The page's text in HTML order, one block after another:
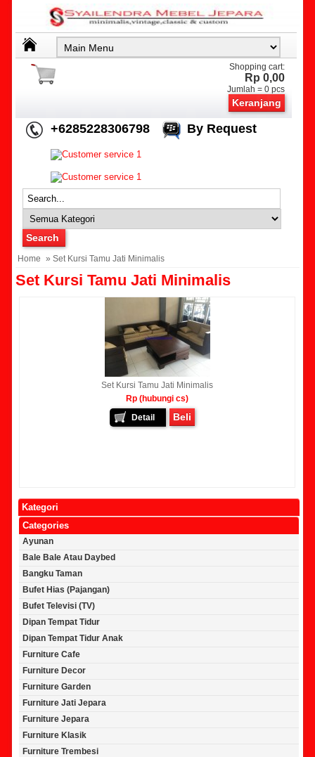
Shopping cart:
Rp 0,00
Jumlah =0 pcs
Keranjang
+6285228306798 By Request
Home » Set Kursi Tamu Jati Minimalis
Set Kursi Tamu Jati Minimalis
Set Kursi Tamu Jati Minimalis
Rp (hubungi cs)
Detail
Beli
Kategori
Categories
Ayunan
Bale Bale Atau Daybed
Bangku Taman
Bufet Hias (Pajangan)
Bufet Televisi (TV)
Dipan Tempat Tidur
Dipan Tempat Tidur Anak
Furniture Cafe
Furniture Decor
Furniture Garden
Furniture Jati Jepara
Furniture Jepara
Furniture Klasik
Furniture Trembesi